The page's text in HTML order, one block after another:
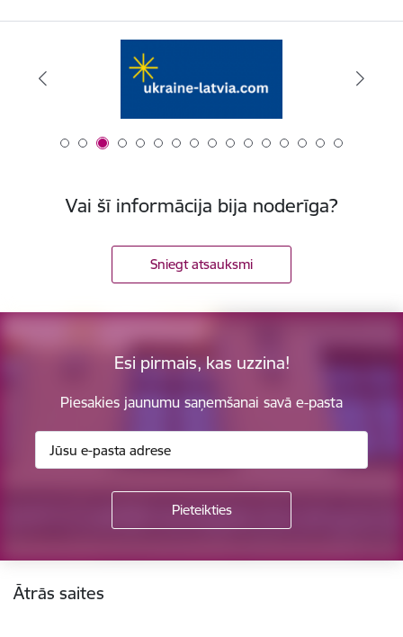
Vai šī informācija bija noderīga?
Sniegt atsauksmi
Esi pirmais, kas uzzina!
Piesakies jaunumu saņemšanai savā e-pasta
Ātrās saites